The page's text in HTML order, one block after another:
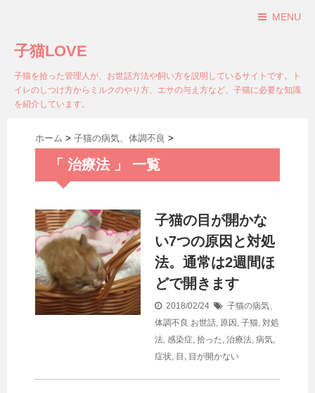
MENU
子猫LOVE
子猫を拾った管理人が、お世話方法や飼い方を説明しているサイトです。ト
イレのしつけ方からミルクのやり方、エサの与え方など、子猫に必要な知識
を紹介しています。
ホーム > 子猫の病気、体調不良 >
「 治療法 」 一覧
子猫の目が開かな
い7つの原因と対処
法。通常は2週間ほ
どで開きます
2018/02/24
子猫の病気、
体調不良 お世話, 原因 , 子猫, 対処
法, 感染症, 拾った, 治療法, 病気,
症状, 目 , 目が開かない